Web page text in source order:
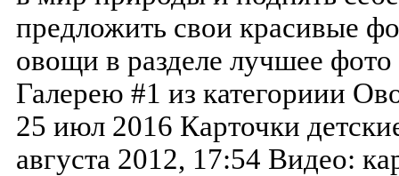
предложить свои красивые
овощи в разделе лучшее
Галерею #1 из категориии
25 июл 2016 Карточки
августа 2012, 17:54 Видео: